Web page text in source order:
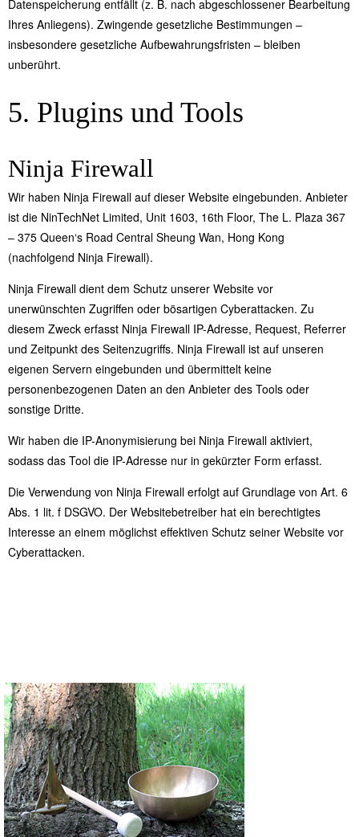
Datenspeicherung entfällt (z. B. nach abgeschlossener Bearbeitung
Ihres Anliegens). Zwingende gesetzliche Bestimmungen –
insbesondere gesetzliche Aufbewahrungsfristen – bleiben
unberührt.
5. Plugins und Tools
Ninja Firewall
Wir haben Ninja Firewall auf dieser Website eingebunden. Anbieter
ist die NinTechNet Limited, Unit 1603, 16th Floor, The L. Plaza 367
– 375 Queen‘s Road Central Sheung Wan, Hong Kong
(nachfolgend Ninja Firewall).
Ninja Firewall dient dem Schutz unserer Website vor
unerwünschten Zugriffen oder bösartigen Cyberattacken. Zu
diesem Zweck erfasst Ninja Firewall IP-Adresse, Request, Referrer
und Zeitpunkt des Seitenzugriffs. Ninja Firewall ist auf unseren
eigenen Servern eingebunden und übermittelt keine
personenbezogenen Daten an den Anbieter des Tools oder
sonstige Dritte.
Wir haben die IP-Anonymisierung bei Ninja Firewall aktiviert,
sodass das Tool die IP-Adresse nur in gekürzter Form erfasst.
Die Verwendung von Ninja Firewall erfolgt auf Grundlage von Art. 6
Abs. 1 lit. f DSGVO. Der Websitebetreiber hat ein berechtigtes
Interesse an einem möglichst effektiven Schutz seiner Website vor
Cyberattacken.